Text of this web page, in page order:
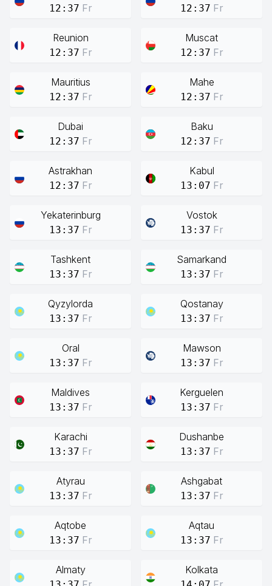
12:37 Fr 12:37 Fr
Reunion
12:37 Fr
Muscat
12:37 Fr
Mauritius
12:37 Fr
Mahe
12:37 Fr
Dubai
12:37 Fr
Baku
12:37 Fr
Astrakhan
12:37 Fr
Kabul
13:07 Fr
Yekaterinburg
13:37 Fr
Vostok
13:37 Fr
Tashkent
13:37 Fr
Samarkand
13:37 Fr
Qyzylorda
13:37 Fr
Qostanay
13:37 Fr
Oral
13:37 Fr
Mawson
13:37 Fr
Maldives
13:37 Fr
Kerguelen
13:37 Fr
Karachi
13:37 Fr
Dushanbe
13:37 Fr
Atyrau
13:37 Fr
Ashgabat
13:37 Fr
Aqtobe
13:37 Fr
Aqtau
13:37 Fr
Almaty Kolkata